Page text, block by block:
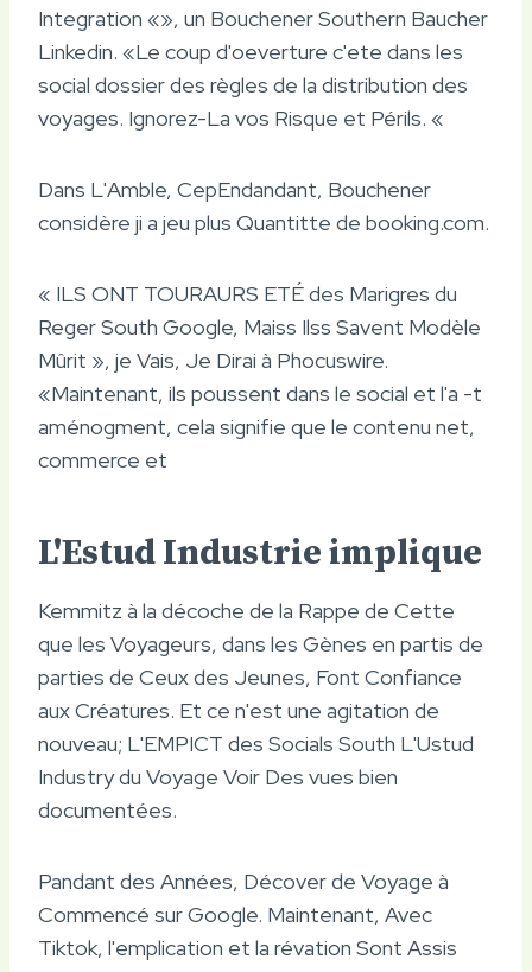
Integration «», un Bouchener Southern Baucher
Linkedin. «Le coup d'oeverture c'ete dans les
social dossier des règles de la distribution des
voyages. Ignorez-La vos Risque et Périls. «
Dans L'Amble, CepEndandant, Bouchener
considère ji a jeu plus Quantitte de booking.com.
« ILS ONT TOURAURS ETÉ des Marigres du
Reger South Google, Maiss Ilss Savent Modèle
Mûrit », je Vais, Je Dirai à Phocuswire.
«Maintenant, ils poussent dans le social et l'a -t
aménogment, cela signifie que le contenu net,
commerce et
L'Estud Industrie implique
Kemmitz à la décoche de la Rappe de Cette
que les Voyageurs, dans les Gènes en partis de
parties de Ceux des Jeunes, Font Confiance
aux Créatures. Et ce n'est une agitation de
nouveau; L'EMPICT des Socials South L'Ustud
Industry du Voyage Voir Des vues bien
documentées.
Pandant des Années, Décover de Voyage à
Commencé sur Google. Maintenant, Avec
Tiktok, l'emplication et la révation Sont Assis